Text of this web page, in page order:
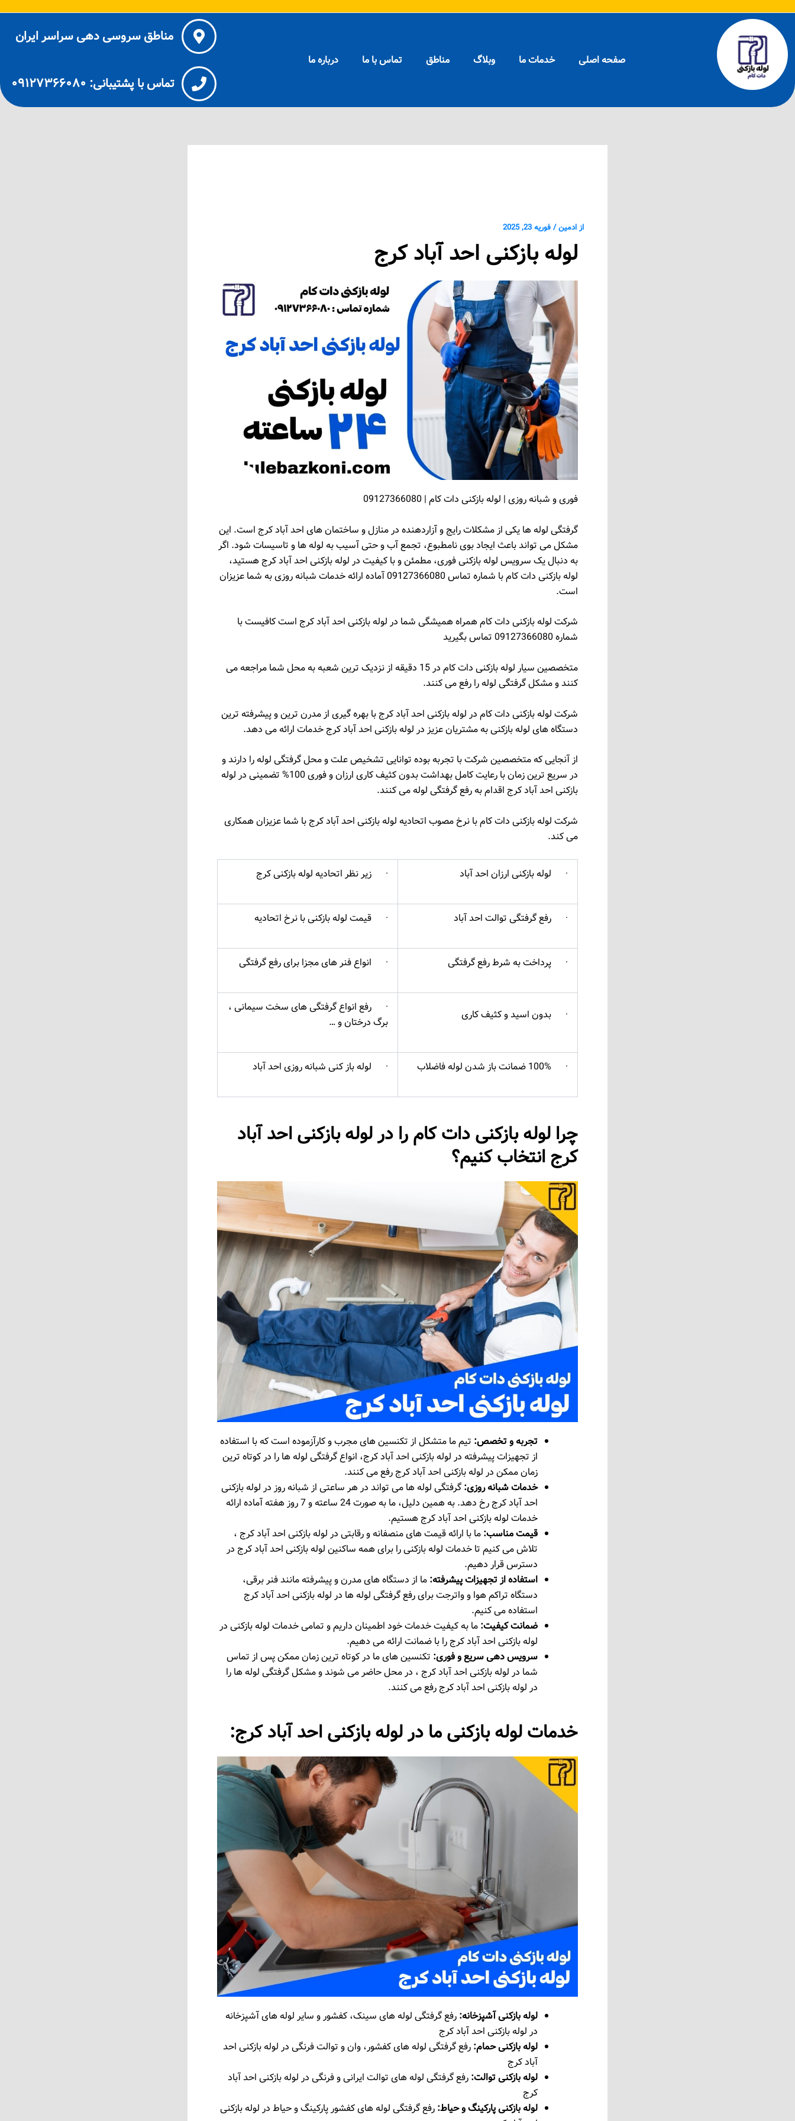
محتوا
صفحه اصلی
خدمات ما وبلاگ مناطق تماس با ما درباره ما
مناطق سروسی دهی سراسر ایران
تماس با پشتیبانی: ۰۹۱۲۷۳۶۶۰۸۰
ازادمین/فوریه 23, 2025
لوله بازکنی احد آباد کرج
فوری و شبانه روزی | لوله بازکنی دات کام | 09127366080
گرفتگی لوله‌ ها یکی از مشکلات رایج و آزاردهنده در منازل و ساختمان ‌های احد آباد کرج است. این
مشکل می ‌تواند باعث ایجاد بوی نامطبوع، تجمع آب و حتی آسیب به لوله‌ ها و تاسیسات شود. اگر
به دنبال یک سرویس لوله بازکنی فوری، مطمئن و با کیفیت در لوله بازکنی احد آباد کرج هستید،
لوله بازکنی دات کام با شماره تماس 09127366080 آماده ارائه خدمات شبانه ‌روزی به شما عزیزان
است.
شرکت لوله بازکنی دات کام همراه همیشگی شما در لوله بازکنی احد آباد کرج است کافیست با
شماره 09127366080 تماس بگیرید
متخصصین سیار لوله بازکنی دات کام در 15 دقیقه از نزدیک ترین شعبه به محل شما مراجعه می
کنند و مشکل گرفتگی لوله را رفع می کنند.
شرکت لوله بازکنی دات کام در لوله بازکنی احد آباد کرج با بهره گیری از مدرن ترین و پیشرفته ترین
دستگاه های لوله بازکنی به مشتریان عزیز در لوله بازکنی احد آباد کرج خدمات ارائه می دهد.
از آنجایی که متخصصین شرکت با تجربه بوده توانایی تشخیص علت و محل گرفتگی لوله را دارند و
در سریع ترین زمان با رعایت کامل بهداشت بدون کثیف کاری ارزان و فوری 100% تضمینی در لوله
بازکنی احد آباد کرج اقدام به رفع گرفتگی لوله می کنند.
شرکت لوله بازکنی دات کام با نرخ مصوب اتحادیه لوله بازکنی احد آباد کرج با شما عزیزان همکاری
می کند.
· لوله بازکنی ارزان احد آباد · زیر نظر اتحادیه لوله بازکنی کرج
· رفع گرفتگی توالت احد آباد · قیمت لوله بازکنی با نرخ اتحادیه
· پرداخت به شرط رفع گرفتگی · انواع فنر های مجزا برای رفع گرفتگی
· بدون اسید و کثیف کاری
· رفع انواع گرفتگی های سخت سیمانی ،
برگ درختان و …
· 100% ضمانت باز شدن لوله فاضلاب · لوله باز کنی شبانه روزی احد آباد
چرا لوله بازکنی دات کام را در لوله بازکنی احد آباد
کرج انتخاب کنیم؟
تجربه و تخصص: تیم ما متشکل از تکنسین‌ های مجرب و کارآزموده است که با استفاده
از تجهیزات پیشرفته در لوله بازکنی احد آباد کرج، انواع گرفتگی لوله‌ ها را در کوتاه ‌ترین
زمان ممکن در لوله بازکنی احد آباد کرج رفع می ‌کنند.
خدمات شبانه‌ روزی: گرفتگی لوله ‌ها می ‌تواند در هر ساعتی از شبانه ‌روز در لوله بازکنی
احد آباد کرج رخ دهد. به همین دلیل، ما به صورت 24 ساعته و 7 روز هفته آماده ارائه
خدمات لوله بازکنی احد آباد کرج هستیم.
قیمت مناسب: ما با ارائه قیمت ‌های منصفانه و رقابتی در لوله بازکنی احد آباد کرج ،
تلاش می ‌کنیم تا خدمات لوله بازکنی را برای همه ساکنین لوله بازکنی احد آباد کرج در
دسترس قرار دهیم.
استفاده از تجهیزات پیشرفته: ما از دستگاه ‌های مدرن و پیشرفته مانند فنر برقی،
دستگاه تراکم هوا و واترجت برای رفع گرفتگی لوله ‌ها در لوله بازکنی احد آباد کرج
استفاده می ‌کنیم.
ضمانت کیفیت: ما به کیفیت خدمات خود اطمینان داریم و تمامی خدمات لوله بازکنی در
لوله بازکنی احد آباد کرج را با ضمانت ارائه می ‌دهیم.
سرویس ‌دهی سریع و فوری: تکنسین ‌های ما در کوتاه‌ ترین زمان ممکن پس از تماس
شما در لوله بازکنی احد آباد کرج ، در محل حاضر می‌ شوند و مشکل گرفتگی لوله ‌ها را
در لوله بازکنی احد آباد کرج رفع می ‌کنند.
خدمات لوله بازکنی ما در لوله بازکنی احد آباد کرج:
لوله بازکنی آشپزخانه: رفع گرفتگی لوله ‌های سینک، کفشور و سایر لوله ‌های آشپزخانه
در لوله بازکنی احد آباد کرج
لوله بازکنی حمام: رفع گرفتگی لوله‌ های کفشور، وان و توالت فرنگی در لوله بازکنی احد
آباد کرج
لوله بازکنی توالت: رفع گرفتگی لوله ‌های توالت ایرانی و فرنگی در لوله بازکنی احد آباد
کرج
لوله بازکنی پارکینگ و حیاط: رفع گرفتگی لوله ‌های کفشور پارکینگ و حیاط در لوله بازکنی